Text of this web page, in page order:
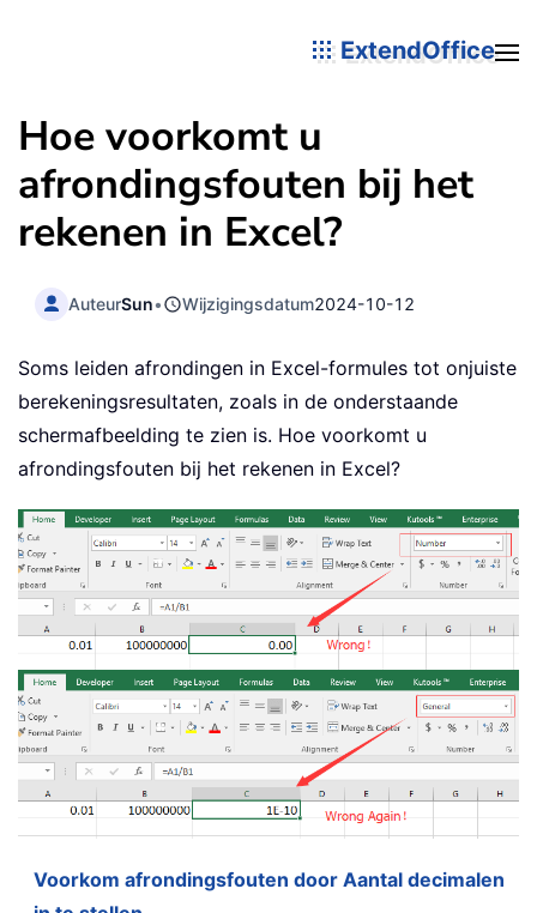
ExtendOffice
Hoe voorkomt u
afrondingsfouten bij het
rekenen in Excel?
AuteurSun• Wijzigingsdatum2024-10-12
Soms leiden afrondingen in Excel-formules tot onjuiste
berekeningsresultaten, zoals in de onderstaande
schermafbeelding te zien is. Hoe voorkomt u
afrondingsfouten bij het rekenen in Excel?
Voorkom afrondingsfouten door Aantal decimalen